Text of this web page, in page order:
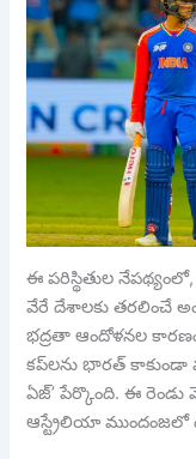
ఈ పరిస్థితుల
వేరే దేశాలకు తరలించే
భద్రతా ఆందోళనల
కప్‌లను భారత్ కాకుండా
ఏజ్’ పేర్కొంది. ఈ
ఆస్ట్రేలియా ముందంజలో